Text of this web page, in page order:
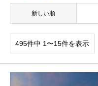
新しい順
495件中 1〜15件を表示